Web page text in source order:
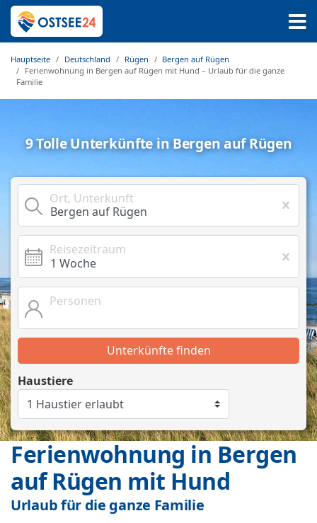
Hauptseite Deutschland Rügen
Bergen auf Rügen
Ferienwohnung in Bergen auf Rügen mit Hund – Urlaub für die ganze
Familie
9 Tolle Unterkünfte in Bergen auf Rügen
Ort, Unterkunft
Reisezeitraum
Personen
Unterkünfte finden
Haustiere
Ferienwohnung in Bergen
auf Rügen mit Hund
Urlaub für die ganze Familie